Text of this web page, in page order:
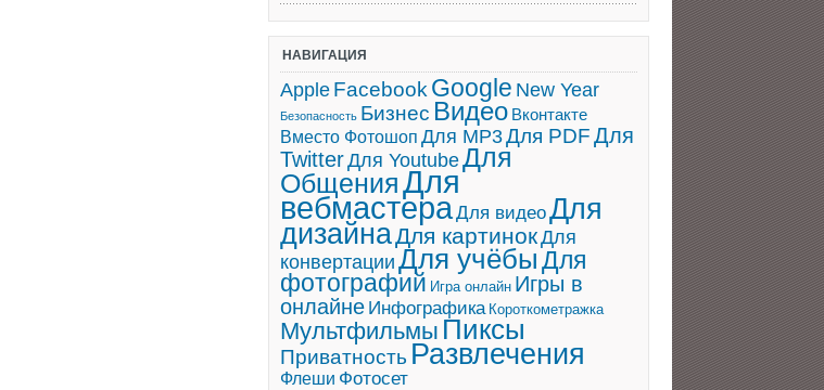
НАВИГАЦИЯ
Apple Facebook Google New Year
Безопасность Бизнес Видео Вконтакте
Вместо Фотошоп Для MP3Для PDFДля
TwitterДля YoutubeДля
ОбщенияДля
вебмастераДля видеоДля
дизайнаДля картинокДля
конвертацииДля учёбы Для
фотографий Игра онлайн Игры в
онлайне Инфографика Короткометражка
Мультфильмы Пиксы
Приватность Развлечения
Флеши Фотосет